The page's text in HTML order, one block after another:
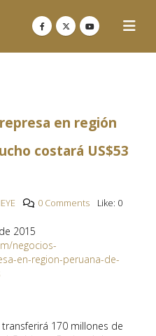
en región
costará US$53
0 Comments Like: 0
2015
negocios-
en-region-peruana-de-
170 millones de